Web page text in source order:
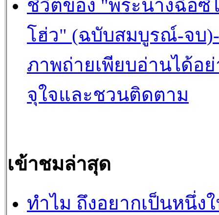
ชีวิตของ "พระนางฉือซี
โฮ่ว" (ฉบับสมบูรณ์-จบ)-
ภาพถ่ายเพียบอ่านได้อย่
จุใจและชวนติดตาม
เข้าชมล่าสุด
ทำไม ถึงอยากเป็นหนึ่ง